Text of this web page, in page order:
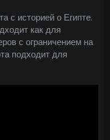
с историей о Египте.
как для
с ограничением на
подходит для